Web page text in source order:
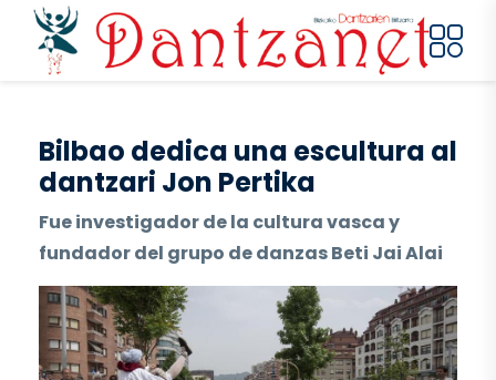
Pasar al contenido principal
Bilbao dedica una escultura al
dantzari Jon Pertika
Fue investigador de la cultura vasca y
fundador del grupo de danzas Beti Jai Alai